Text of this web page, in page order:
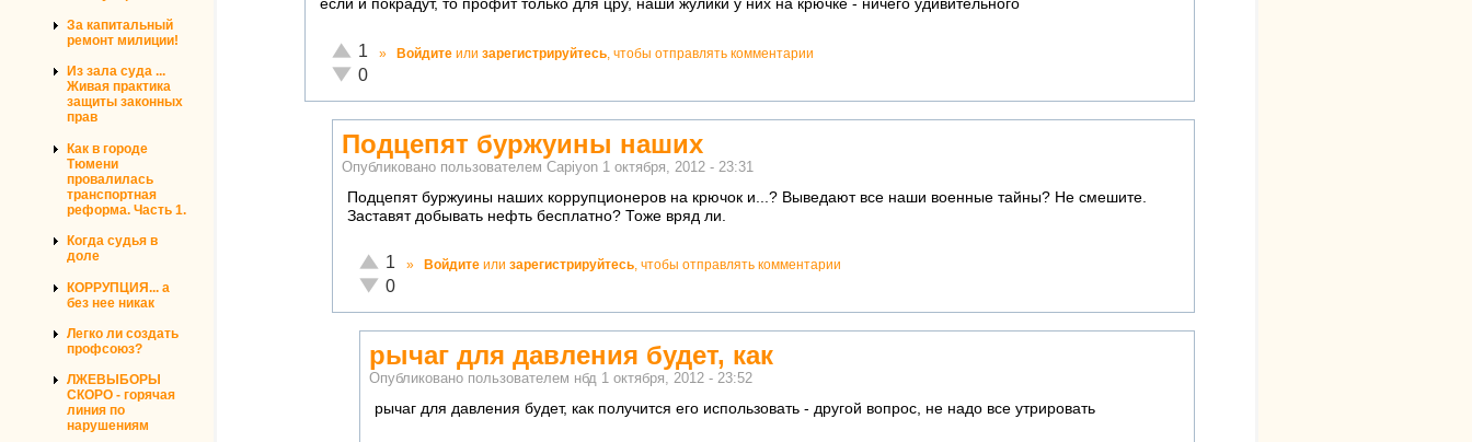
За капитальный
ремонт милиции!
Из зала суда ...
Живая практика
защиты законных
прав
Как в городе
Тюмени
провалилась
транспортная
реформа. Часть 1.
Когда судья в
доле
КОРРУПЦИЯ... а
без нее никак
Легко ли создать
профсоюз?
ЛЖЕВЫБОРЫ
СКОРО - горячая
линия по
нарушениям
если и покрадут, то профит только для цру, наши жулики у них на крючке - ничего удивительного
Отлично!
1
Неадекватно!
0
» Войдите или зарегистрируйтесь , чтобы отправлять комментарии
Подцепят буржуины наших
Опубликовано пользователем Capiyon 1 октября, 2012 - 23:31
Подцепят буржуины наших коррупционеров на крючок и...? Выведают все наши военные тайны? Не смешите.
Заставят добывать нефть бесплатно? Тоже вряд ли.
Отлично!
1
Неадекватно!
0
» Войдите или зарегистрируйтесь, чтобы отправлять комментарии
рычаг для давления будет, как
Опубликовано пользователем нбд 1 октября, 2012 - 23:52
рычаг для давления будет, как получится его использовать - другой вопрос, не надо все утрировать